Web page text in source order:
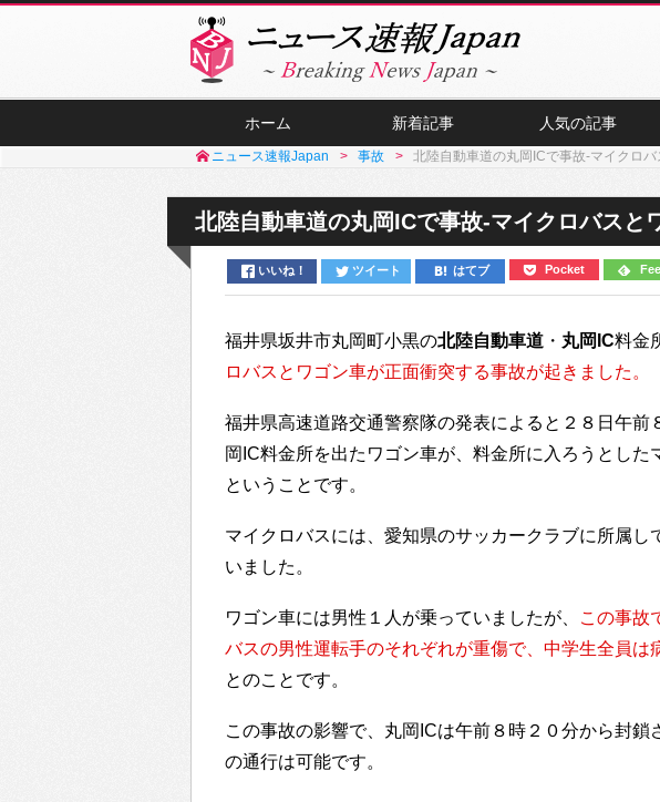
ホーム 新着記事 人気の記事
ニュース速報Japan 事故 北陸自動車道の丸岡ICで事故-マイクロ
北陸自動車道の丸岡ICで事故-マイクロバスと
いいね！ ツイート はてブ Pocket
福井県坂井市丸岡町小黒の北陸自動車道 ・ 丸岡IC料金
ロバスとワゴン車が正面衝突する事故が起きました。
福井県高速道路交通警察隊の発表によると２８日午前
岡IC料金所を出たワゴン車が、料金所に入ろうとした
ということです。
マイクロバスには、愛知県のサッカークラブに所属し
いました。
ワゴン車には男性１人が乗っていましたが、
この事故
バスの男性運転手のそれぞれが重傷で、中学生全員は
とのことです。
この事故の影響で、丸岡ICは午前８時２０分から封鎖
の通行は可能です。